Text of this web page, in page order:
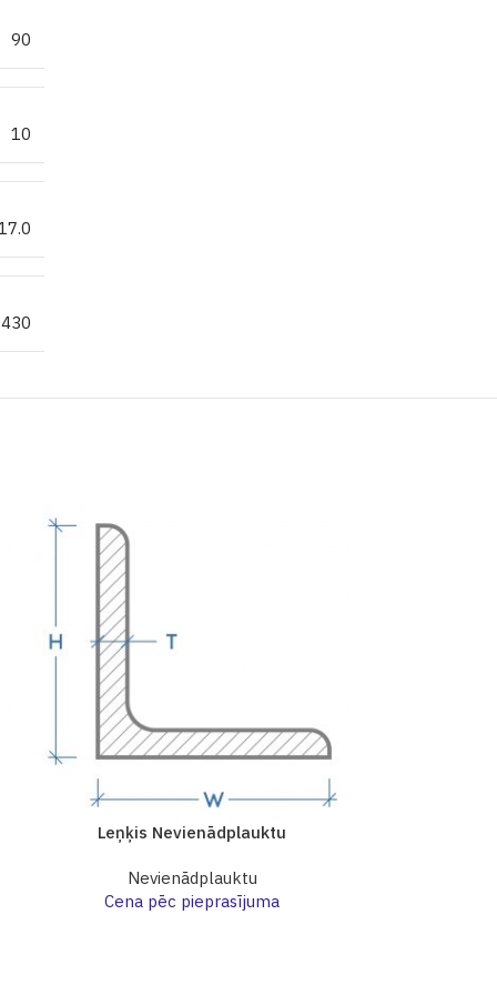
90
10
Leņķis Nevienādplauktu
Nevienādplauktu
Cena pēc pieprasījuma